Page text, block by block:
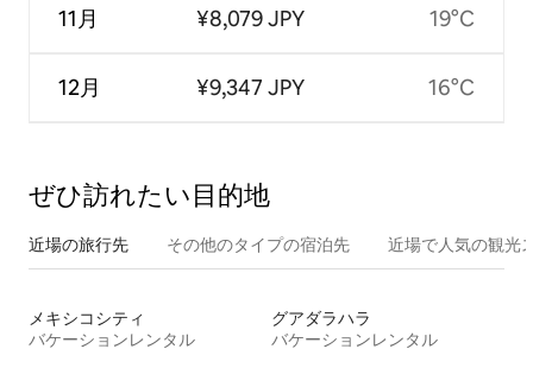
11月
12月
¥8,079 JPY
¥9,347 JPY
19°C
16°C
ぜひ訪⁠れ⁠た⁠い目⁠的⁠地
近場の旅行先 その他のタ⁠イ⁠プ⁠の宿⁠泊⁠先 近場で人気の観光
メキシコシティ
バケーションレンタル
グアダラハラ
バケーションレンタル